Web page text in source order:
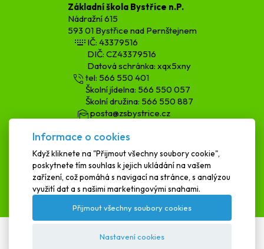
Základní škola Bystřice n.P.
Nádražní 615
593 01 Bystřice nad Pernštejnem
IČ: 43379516
DIČ: CZ43379516
Datová schránka: xqx5xny
tel: 566 550 401
Školní jídelna: 566 550 057
Školní družina: 566 550 887
posta@zsbystrice.cz
podatelna@zsbystrice.cz
SCHRÁNKA DŮVĚRY
Mapa stránek |Prohlášení o přístupnosti
Informace o cookies
Když kliknete na "Přijmout všechny soubory cookie",
poskytnete tím souhlas k jejich ukládání na vašem
zařízení, což pomáhá s navigací na stránce, s analýzou
využití dat a s našimi marketingovými snahami.
Přijmout všechny soubory cookies
Nastavení cookies